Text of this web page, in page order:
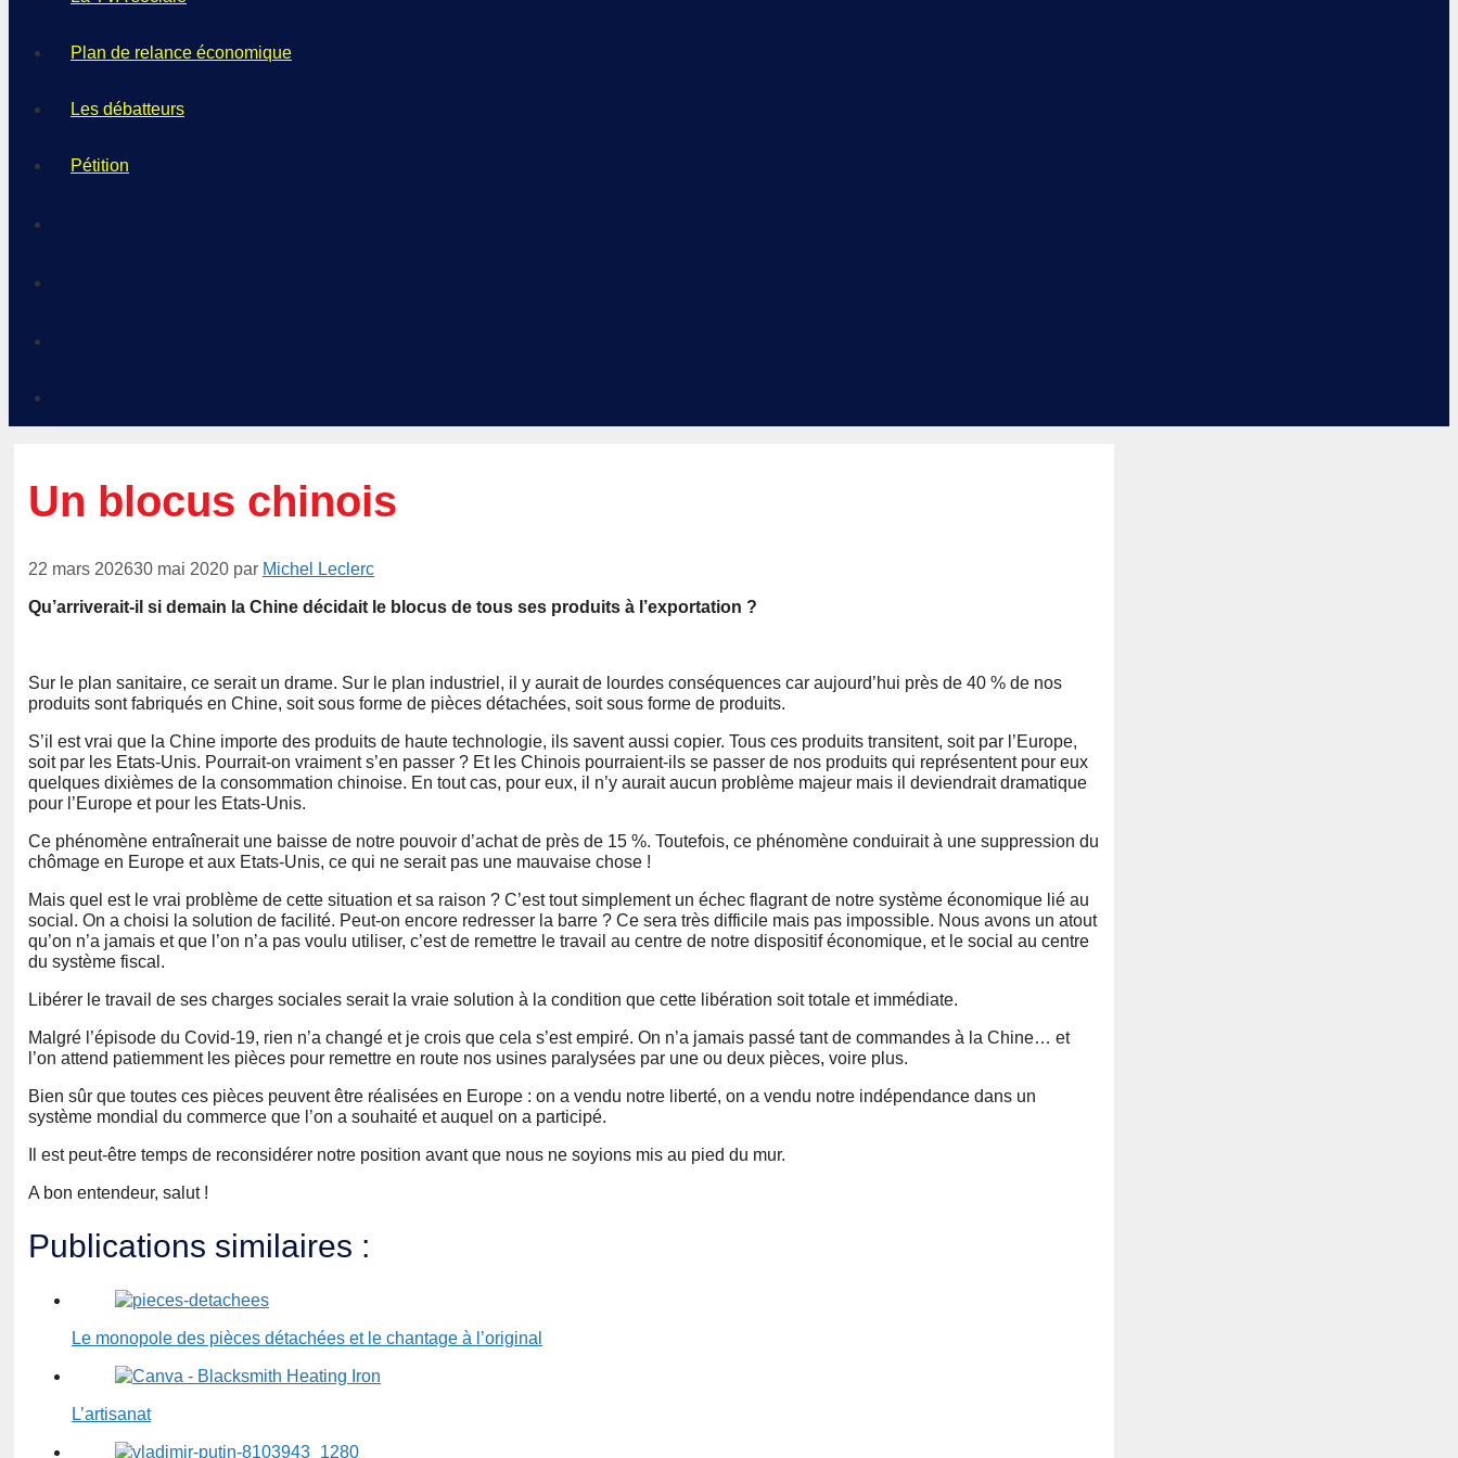
Plan de relance économique
Les débatteurs
Pétition
Un blocus chinois
22 mars 202630 mai 2020 par Michel Leclerc
Qu’arriverait-il si demain la Chine décidait le blocus de tous ses produits à l’exportation ?
Sur le plan sanitaire, ce serait un drame. Sur le plan industriel, il y aurait de lourdes conséquences car aujourd’hui près de 40 % de nos
produits sont fabriqués en Chine, soit sous forme de pièces détachées, soit sous forme de produits.
S’il est vrai que la Chine importe des produits de haute technologie, ils savent aussi copier. Tous ces produits transitent, soit par l’Europe,
soit par les Etats-Unis. Pourrait-on vraiment s’en passer ? Et les Chinois pourraient-ils se passer de nos produits qui représentent pour eux
quelques dixièmes de la consommation chinoise. En tout cas, pour eux, il n’y aurait aucun problème majeur mais il deviendrait dramatique
pour l’Europe et pour les Etats-Unis.
Ce phénomène entraînerait une baisse de notre pouvoir d’achat de près de 15 %. Toutefois, ce phénomène conduirait à une suppression du
chômage en Europe et aux Etats-Unis, ce qui ne serait pas une mauvaise chose !
Mais quel est le vrai problème de cette situation et sa raison ? C’est tout simplement un échec flagrant de notre système économique lié au
social. On a choisi la solution de facilité. Peut-on encore redresser la barre ? Ce sera très difficile mais pas impossible. Nous avons un atout
qu’on n’a jamais et que l’on n’a pas voulu utiliser, c’est de remettre le travail au centre de notre dispositif économique, et le social au centre
du système fiscal.
Libérer le travail de ses charges sociales serait la vraie solution à la condition que cette libération soit totale et immédiate.
Malgré l’épisode du Covid-19, rien n’a changé et je crois que cela s’est empiré. On n’a jamais passé tant de commandes à la Chine… et
l’on attend patiemment les pièces pour remettre en route nos usines paralysées par une ou deux pièces, voire plus.
Bien sûr que toutes ces pièces peuvent être réalisées en Europe : on a vendu notre liberté, on a vendu notre indépendance dans un
système mondial du commerce que l’on a souhaité et auquel on a participé.
Il est peut-être temps de reconsidérer notre position avant que nous ne soyions mis au pied du mur.
A bon entendeur, salut !
Publications similaires :
Le monopole des pièces détachées et le chantage à l’original
L’artisanat